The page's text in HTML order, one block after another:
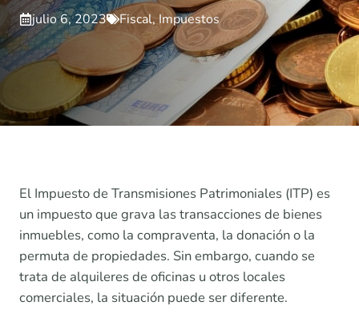
julio 6, 2023 Fiscal,Impuestos
El Impuesto de Transmisiones Patrimoniales (ITP) es
un impuesto que grava las transacciones de bienes
inmuebles, como la compraventa, la donación o la
permuta de propiedades. Sin embargo, cuando se
trata de alquileres de oficinas u otros locales
comerciales, la situación puede ser diferente.